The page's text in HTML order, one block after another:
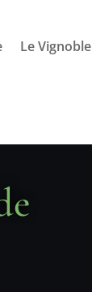
Le Vignoble